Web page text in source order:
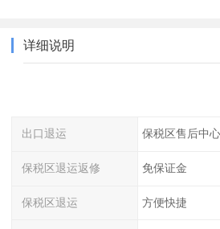
详细说明
出口退运 保税区售后中心
保税区退运返修 免保证金
保税区退运 方便快捷